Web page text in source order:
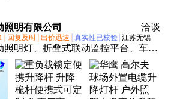
照明有限公司 洽谈
回复及时 出价迅速 真实性已核验 江苏无锡
照明灯、折叠式联动监控平台、车载
架桅杆、盘架桅杆、内置电缆升降
、通用型升降杆、斜拉锁升降杆、伸
降桅杆、抱闸类升降杆、便携式伸缩